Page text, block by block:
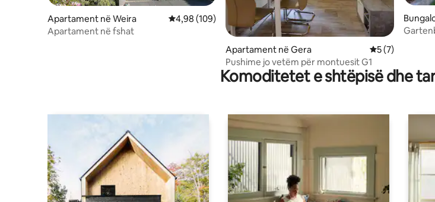
Apartament në Weira Vlerësimi mesatar 4,98 nga 5, 109 vlerësime
4,98 (109)
Apartament në fshat
Apartament në Gera Vlerësimi
5 (7)
Pushime jo vetëm për montuesit G1
Komoditetet e shtëpisë dhe